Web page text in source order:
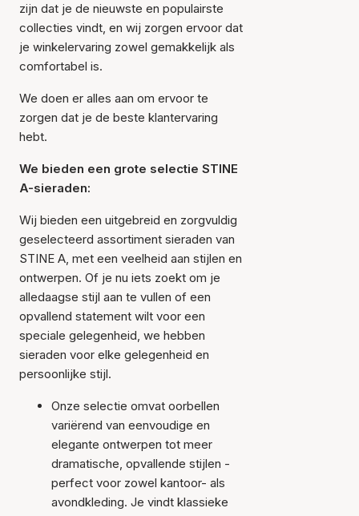
zijn dat je de nieuwste en populairste
collecties vindt, en wij zorgen ervoor dat
je winkelervaring zowel gemakkelijk als
comfortabel is.
We doen er alles aan om ervoor te
zorgen dat je de beste klantervaring
hebt.
We bieden een grote selectie STINE
A-sieraden:
Wij bieden een uitgebreid en zorgvuldig
geselecteerd assortiment sieraden van
STINE A, met een veelheid aan stijlen en
ontwerpen. Of je nu iets zoekt om je
alledaagse stijl aan te vullen of een
opvallend statement wilt voor een
speciale gelegenheid, we hebben
sieraden voor elke gelegenheid en
persoonlijke stijl.
Onze selectie omvat oorbellen
variërend van eenvoudige en
elegante ontwerpen tot meer
dramatische, opvallende stijlen -
perfect voor zowel kantoor- als
avondkleding. Je vindt klassieke